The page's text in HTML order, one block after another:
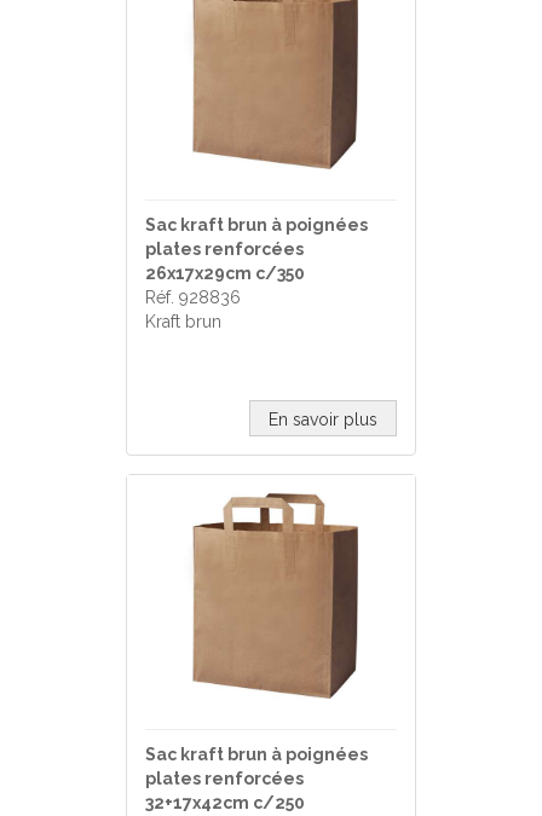
Sac kraft brun à poignées
plates renforcées
26x17x29cm c/350
Réf. 928836
Kraft brun
En savoir plus
Sac kraft brun à poignées
plates renforcées
32+17x42cm c/250